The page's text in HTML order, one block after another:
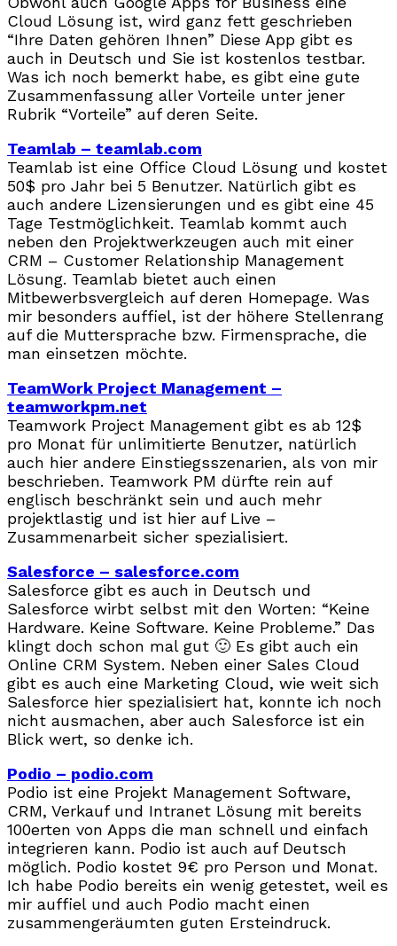
Cloud Lösung ist, wird ganz fett geschrieben
“Ihre Daten gehören Ihnen” Diese App gibt es
auch in Deutsch und Sie ist kostenlos testbar.
Was ich noch bemerkt habe, es gibt eine gute
Zusammenfassung aller Vorteile unter jener
Rubrik “Vorteile” auf deren Seite.
Teamlab – teamlab.com
Teamlab ist eine Office Cloud Lösung und kostet
50$ pro Jahr bei 5 Benutzer. Natürlich gibt es
auch andere Lizensierungen und es gibt eine 45
Tage Testmöglichkeit. Teamlab kommt auch
neben den Projektwerkzeugen auch mit einer
CRM – Customer Relationship Management
Lösung. Teamlab bietet auch einen
Mitbewerbsvergleich auf deren Homepage. Was
mir besonders auffiel, ist der höhere Stellenrang
auf die Muttersprache bzw. Firmensprache, die
man einsetzen möchte.
TeamWork Project Management –
teamworkpm.net
Teamwork Project Management gibt es ab 12$
pro Monat für unlimitierte Benutzer, natürlich
auch hier andere Einstiegsszenarien, als von mir
beschrieben. Teamwork PM dürfte rein auf
englisch beschränkt sein und auch mehr
projektlastig und ist hier auf Live –
Zusammenarbeit sicher spezialisiert.
Salesforce – salesforce.com
Salesforce gibt es auch in Deutsch und
Salesforce wirbt selbst mit den Worten: “Keine
Hardware. Keine Software. Keine Probleme.” Das
klingt doch schon mal gut 🙂 Es gibt auch ein
Online CRM System. Neben einer Sales Cloud
gibt es auch eine Marketing Cloud, wie weit sich
Salesforce hier spezialisiert hat, konnte ich noch
nicht ausmachen, aber auch Salesforce ist ein
Blick wert, so denke ich.
Podio – podio.com
Podio ist eine Projekt Management Software,
CRM, Verkauf und Intranet Lösung mit bereits
100erten von Apps die man schnell und einfach
integrieren kann. Podio ist auch auf Deutsch
möglich. Podio kostet 9€ pro Person und Monat.
Ich habe Podio bereits ein wenig getestet, weil es
mir auffiel und auch Podio macht einen
zusammengeräumten guten Ersteindruck.